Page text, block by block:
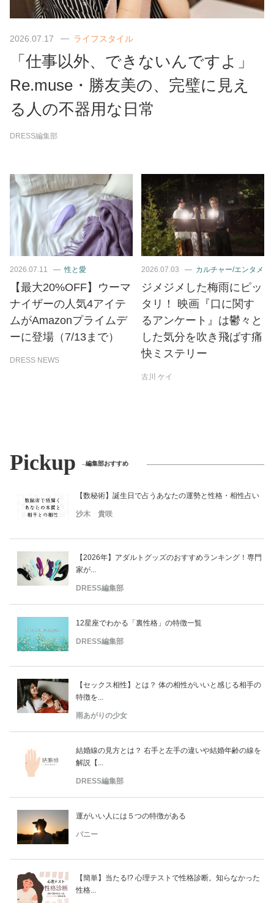
2026.07.17 ライフスタイル
「仕事以外、できないんですよ」
Re.muse・勝友美の、完璧に見え
る人の不器用な日常
DRESS編集部
2026.07.11 性と愛
【最大20%OFF】ウーマ
ナイザーの人気4アイテ
ムがAmazonプライムデ
ーに登場（7/13まで）
DRESS NEWS
2026.07.03 カルチャー/エンタメ
ジメジメした梅雨にピッ
タリ！ 映画『口に関す
るアンケート』は鬱々と
した気分を吹き飛ばす痛
快ミステリー
古川 ケイ
Pickup 編集部おすすめ
【数秘術】誕生日で占うあなたの運勢と性格・相性占い
沙木 貴咲
【2026年】アダルトグッズのおすすめランキング！専門
家が...
DRESS編集部
12星座でわかる「裏性格」の特徴一覧
DRESS編集部
【セックス相性】とは？ 体の相性がいいと感じる相手の
特徴を...
雨あがりの少女
結婚線の見方とは？ 右手と左手の違いや結婚年齢の線を
解説【...
DRESS編集部
運がいい人には５つの特徴がある
バニー
【簡単】当たる!? 心理テストで性格診断。知らなかった
性格...